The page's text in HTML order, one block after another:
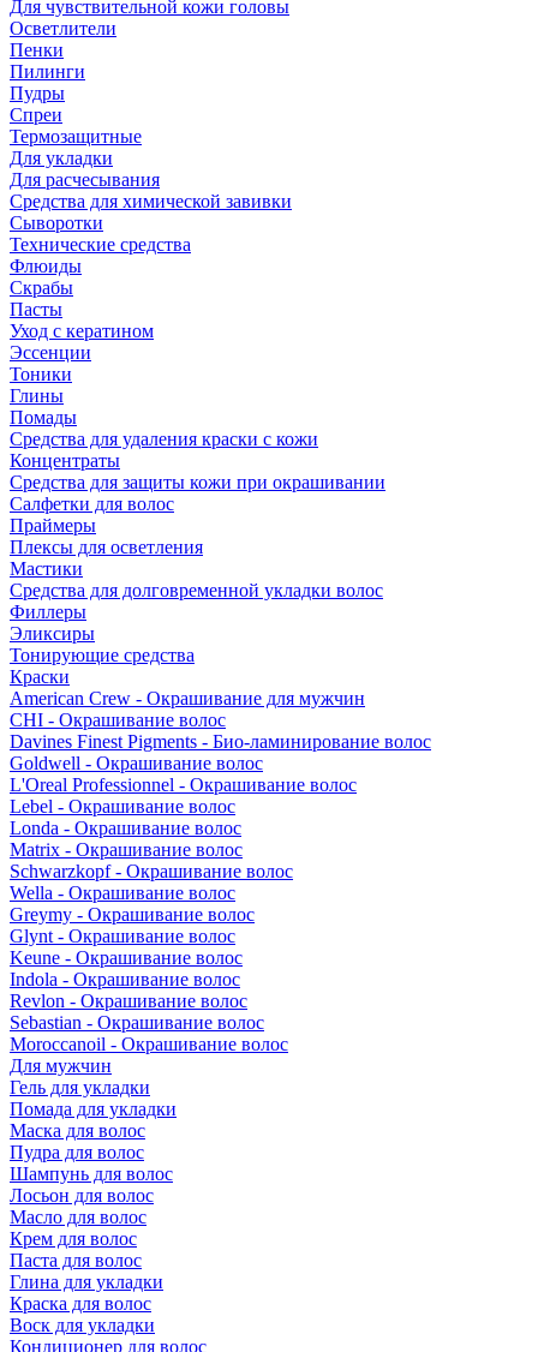
Для чувствительной кожи головы
Осветлители
Пенки
Пилинги
Пудры
Спреи
Термозащитные
Для укладки
Для расчесывания
Средства для химической завивки
Сыворотки
Технические средства
Флюиды
Скрабы
Пасты
Уход с кератином
Эссенции
Тоники
Глины
Помады
Средства для удаления краски с кожи
Концентраты
Средства для защиты кожи при окрашивании
Салфетки для волос
Праймеры
Плексы для осветления
Мастики
Средства для долговременной укладки волос
Филлеры
Эликсиры
Тонирующие средства
Краски
American Crew - Окрашивание для мужчин
CHI - Окрашивание волос
Davines Finest Pigments - Био-ламинирование волос
Goldwell - Окрашивание волос
L'Oreal Professionnel - Окрашивание волос
Lebel - Окрашивание волос
Londa - Окрашивание волос
Matrix - Окрашивание волос
Schwarzkopf - Окрашивание волос
Wella - Окрашивание волос
Greymy - Окрашивание волос
Glynt - Окрашивание волос
Keune - Окрашивание волос
Indola - Окрашивание волос
Revlon - Окрашивание волос
Sebastian - Окрашивание волос
Moroccanoil - Окрашивание волос
Для мужчин
Гель для укладки
Помада для укладки
Маска для волос
Пудра для волос
Шампунь для волос
Лосьон для волос
Масло для волос
Крем для волос
Паста для волос
Глина для укладки
Краска для волос
Воск для укладки
Кондиционер для волос